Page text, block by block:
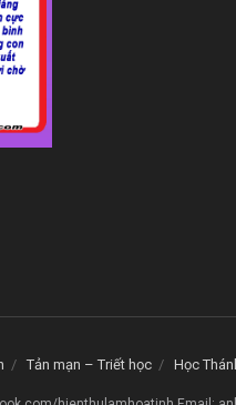
Tản mạn – Triết học Học